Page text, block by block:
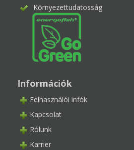
Környezettudatosság
Információk
Felhasználói infók
Kapcsolat
Rólunk
Karrier